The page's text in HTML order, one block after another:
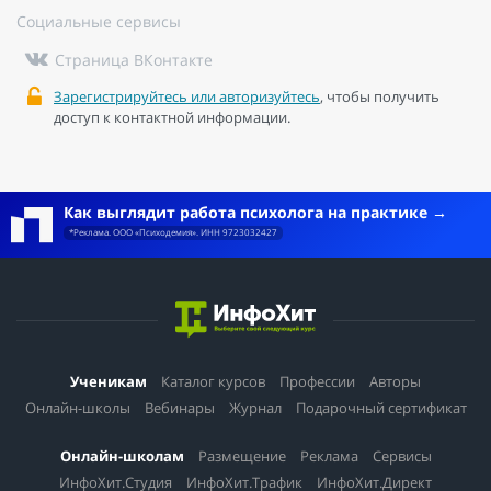
Социальные сервисы
Страница ВКонтакте
Зарегистрируйтесь или авторизуйтесь, чтобы получить
доступ к контактной информации.
Как выглядит работа психолога на практике
*Реклама. ООО «Психодемия». ИНН 9723032427
Ученикам Каталог курсов Профессии
Авторы
Онлайн-школы
Вебинары Журнал Подарочный сертификат
Онлайн-школам Размещение Реклама
Сервисы
ИнфоХит.Студия
ИнфоХит.Трафик ИнфоХит.Директ